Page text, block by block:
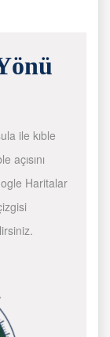
ile kıble
açısını
Haritalar